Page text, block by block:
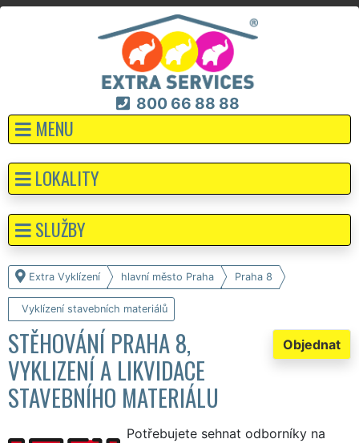
800 66 88 88
MENU
Extra Vyklízení hlavní město Praha Praha 8
Vyklízení stavebních materiálů
Objednat
STĚHOVÁNÍ PRAHA 8,
VYKLIZENÍ A LIKVIDACE
STAVEBNÍHO MATERIÁLU
Potřebujete sehnat odborníky na
LOKALITY
SLUŽBY